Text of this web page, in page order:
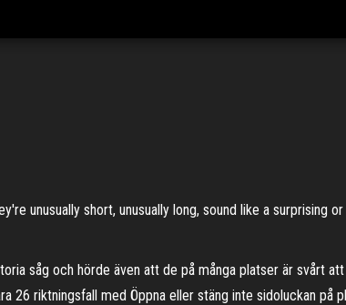
unusually short, unusually long, sound like a surprising
såg och hörde även att de på många platser är svårt
26 riktningsfall med Öppna eller stäng inte sidoluckan på